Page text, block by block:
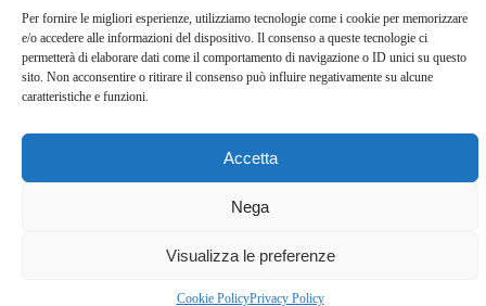
Per fornire le migliori esperienze, utilizziamo tecnologie come i cookie per memorizzare
e/o accedere alle informazioni del dispositivo. Il consenso a queste tecnologie ci
permetterà di elaborare dati come il comportamento di navigazione o ID unici su questo
sito. Non acconsentire o ritirare il consenso può influire negativamente su alcune
caratteristiche e funzioni.
Accetta
Nega
Visualizza le preferenze
Cookie PolicyPrivacy Policy
Opera don
Guanella
P.I.01084241007
C.F.
13:00 |
16:00 -
20:00